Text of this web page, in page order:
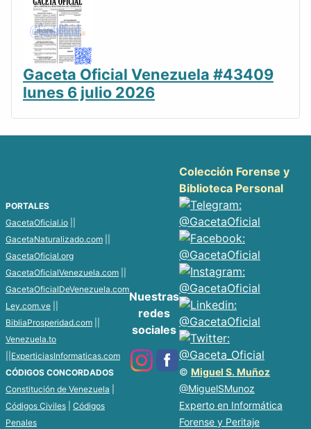
Gaceta Oficial Venezuela #43409
lunes 6 julio 2026
PORTALES
GacetaOficial.io
GacetaNaturalizado.com
GacetaOficial.org
GacetaOficialVenezuela.com
GacetaOficialDeVenezuela.com
Ley.com.ve
BibliaProsperidad.com
Venezuela.to
ExperticiasInformaticas.com
CÓDIGOS CONCORDADOS
Constitución de Venezuela
Códigos Civiles
Códigos
Penales
Nuestras
redes
sociales
Colección Forense y
Biblioteca Personal
© Miguel S. Muñoz
@MiguelSMunoz
Experto en Informática
Forense y Peritaje